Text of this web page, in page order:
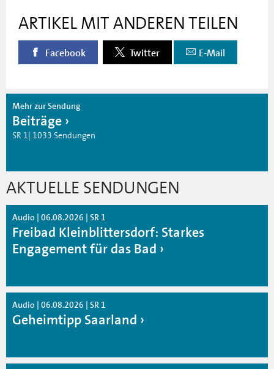
ARTIKEL MIT ANDEREN TEILEN
Facebook Twitter E-Mail
Mehr zur Sendung
Beiträge
SR 1| 1033 Sendungen
AKTUELLE SENDUNGEN
Audio | 06.08.2026 | SR 1
Freibad Kleinblittersdorf: Starkes
Engagement für das Bad
Audio | 06.08.2026 | SR 1
Geheimtipp Saarland